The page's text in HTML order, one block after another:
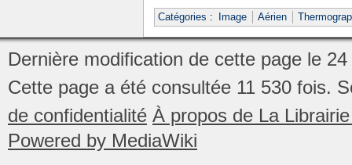
Catégories : Image Aérien
Dernière modification de cette page le
Cette page a été consultée 11 530 fois.
de confidentialité À propos de La
Powered by MediaWiki